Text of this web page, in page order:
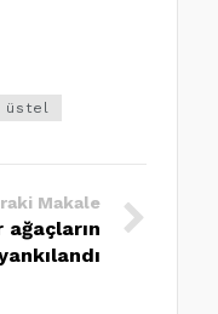
üstel
Makale